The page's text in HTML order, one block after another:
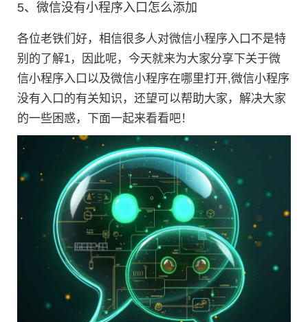
5、 微信没有小程序入口怎么添加
各位老铁们好，相信很多人对微信小程序入口不是特
别的了解1，因此呢，今天就来为大家分享下关于微
信小程序入口以及微信小程序在哪里打开,微信小程序
没有入口的有关知识，还望可以帮助大家，解决大家
的一些困惑，下面一起来看看吧！